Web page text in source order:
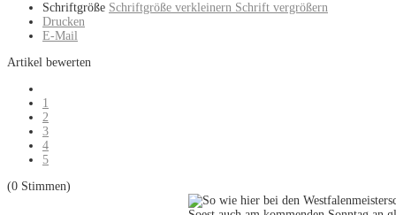
Schriftgröße Schriftgröße verkleinern Schrift vergrößern
Drucken
E-Mail
Artikel bewerten
1
2
3
4
5
(0 Stimmen)